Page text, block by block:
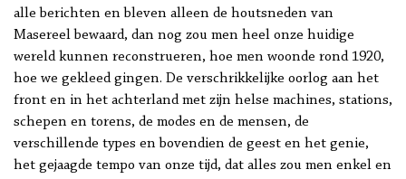
alle berichten en bleven alleen de houtsneden van
Masereel bewaard, dan nog zou men heel onze huidige
wereld kunnen reconstrueren, hoe men woonde rond 1920,
hoe we gekleed gingen. De verschrikkelijke oorlog aan het
front en in het achterland met zijn helse machines, stations,
schepen en torens, de modes en de mensen, de
verschillende types en bovendien de geest en het genie,
het gejaagde tempo van onze tijd, dat alles zou men enkel en